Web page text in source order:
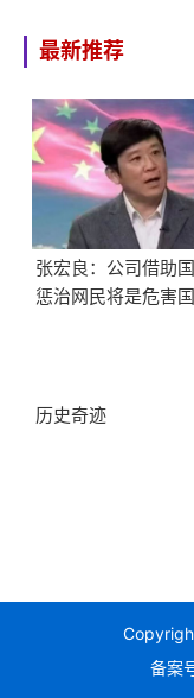
最新推荐
张宏良：公司借助
惩治网民将是危害
历史奇迹
备案